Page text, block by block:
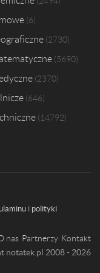
16
2730
5690
2370
646
14792
i polityki
nas Partnerzy Kontakt
notatek.pl 2008 - 2026